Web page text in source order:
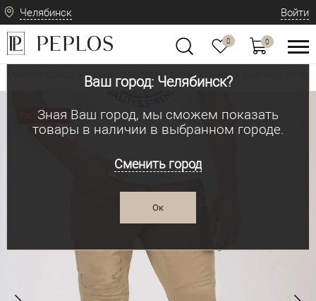
Челябинск
Ваш город: Челябинск?
Зная Ваш город, мы сможем показать
товары в наличии в выбранном городе.
Сменить город
Ок
Войти
0 0
Мужская одежда: классическая и современная Мужские джинсы |
Распродажа